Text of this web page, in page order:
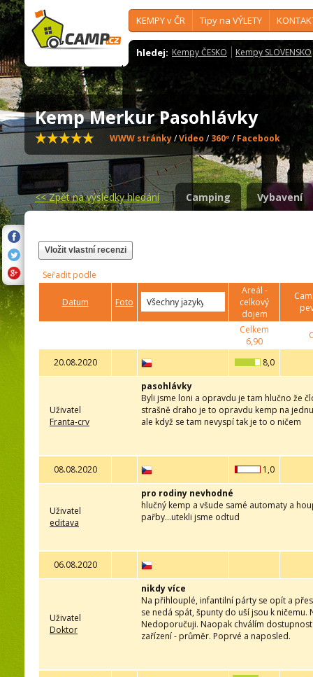
KEMPY v ČR Tipy na VÝLETY
hledej: Kempy ČESKO Kempy SLOVENSKO
Kemp Merkur Pasohlávky
WWW stránky/Video /360º /Facebook
<<Zpět na výsledky hledání Camping Vybavení
Vložit vlastní recenzi
Seřadit podle
Datum Foto
Areál -
celkový
dojem
Celkem
6,90
20.08.2020 8,0
Uživatel
Franta-crv
pasohlávky
Byli jsme loni a opravdu je tam hlučno že
strašně draho je to opravdu kemp na
ale když se tam nevyspí tak je to o ničem
08.08.2020 1,0
Uživatel
editava
pro rodiny nevhodné
hlučný kemp a všude samé automaty a
pařby...utekli jsme odtud
06.08.2020
Uživatel
Doktor
nikdy více
Na přihlouplé, infantilní párty se opít a
se nedá spát, špunty do uší jsou k
Nedoporučuji. Naopak chválím
zařízení - průměr. Poprvé a naposled.